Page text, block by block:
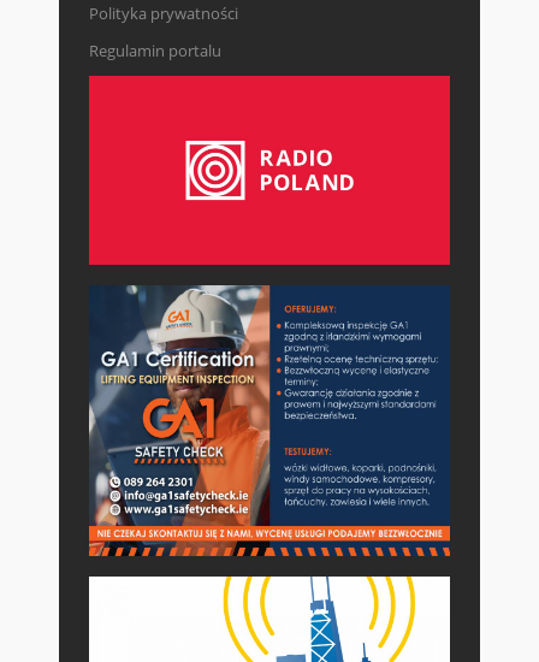
Polityka prywatności
Regulamin portalu